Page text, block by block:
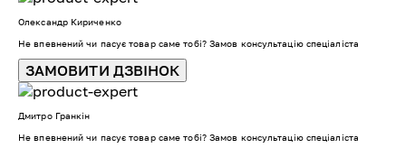
Олександр Кириченко
Не впевнений чи пасує товар саме тобі? Замов консультацію спеціаліста
ЗАМОВИТИ ДЗВІНОК
Дмитро Гранкін
Не впевнений чи пасує товар саме тобі? Замов консультацію спеціаліста